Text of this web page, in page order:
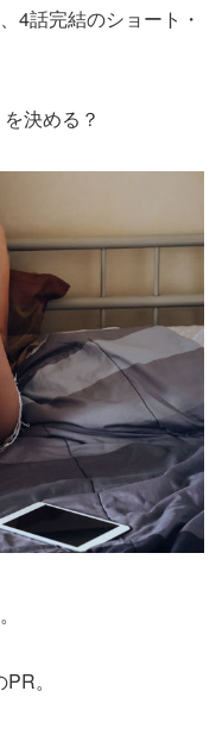
4話完結のショート・
決める？
。